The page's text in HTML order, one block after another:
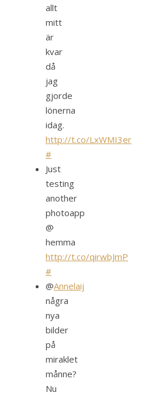
allt
mitt
är
kvar
då
jag
gjorde
lönerna
idag.
http://t.co/LxWMI3er
#
Just
testing
another
photoapp
@
hemma
http://t.co/qirwbJmP
#
@Annelaij
några
nya
bilder
på
miraklet
månne?
Nu